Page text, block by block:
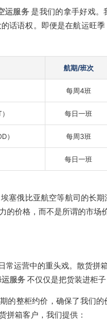
运服务 是我们的拿手好戏。
话语权。即便是在航运旺
航期/班次
每周4班
每日一班
） 每周3班
每日一班
塞俄比亚航空等航司的长
价格，而不是所谓的市场价
运营中的重头戏。散货拼
服务 不仅仅是把货装进柜
的整柜约价，确保了我们
拼箱客户，我们提供：